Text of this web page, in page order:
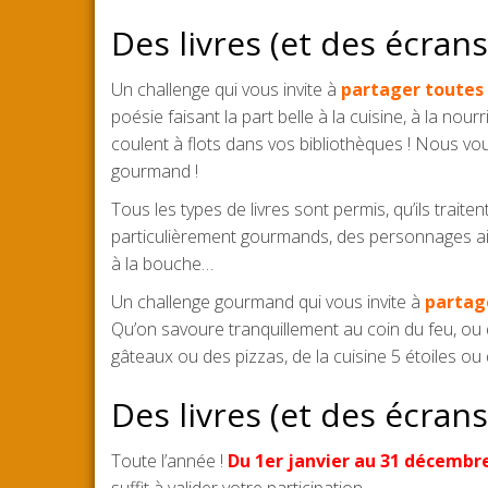
Des livres (et des
Un challenge qui vous invite à partager toutes
poésie faisant la part belle à la cuisine, à la
coulent à flots dans vos bibliothèques ! Nous
gourmand !
Tous les types de livres sont permis, qu’ils
particulièrement gourmands, des personnages
à la bouche…
Un challenge gourmand qui vous invite à
Qu’on savoure tranquillement au coin du feu, ou
gâteaux ou des pizzas, de la cuisine 5 étoiles
Des livres (et des
Toute l’année ! Du 1er janvier au 31